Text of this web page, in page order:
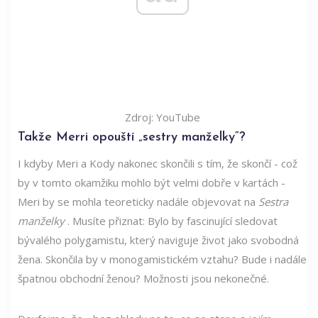
Zdroj: YouTube
Takže Merri opouští „sestry manželky“?
I kdyby Meri a Kody nakonec skončili s tím, že skončí - což
by v tomto okamžiku mohlo být velmi dobře v kartách -
Meri by se mohla teoreticky nadále objevovat na Sestra
manželky. Musíte přiznat: Bylo by fascinující sledovat
bývalého polygamistu, který naviguje život jako svobodná
žena. Skončila by v monogamistickém vztahu? Bude i nadále
špatnou obchodní ženou? Možnosti jsou nekonečné.